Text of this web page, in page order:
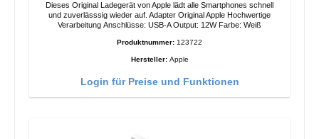
Dieses Original Ladegerät von Apple lädt alle Smartphones schnell
und zuverlässsig wieder auf. Adapter Original Apple Hochwertige
Verarbeitung Anschlüsse: USB-A Output: 12W Farbe: Weiß
Produktnummer: 123722
Hersteller: Apple
Login für Preise und Funktionen